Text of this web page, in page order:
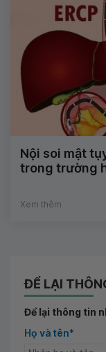
Nội soi mật
trong trường
Xem thêm
ĐỂ LẠI
Để lại thông tin
Họ và tên*